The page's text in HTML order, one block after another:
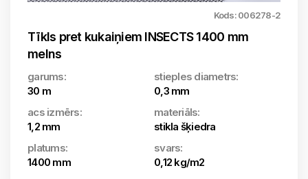
Kods: 006278-2
Tīkls pret kukaiņiem INSECTS 1400 mm
melns
garums:
30 m
stieples diametrs:
0,3 mm
acs izmērs:
1,2 mm
materiāls:
stikla šķiedra
platums:
1400 mm
svars:
0,12 kg/m2